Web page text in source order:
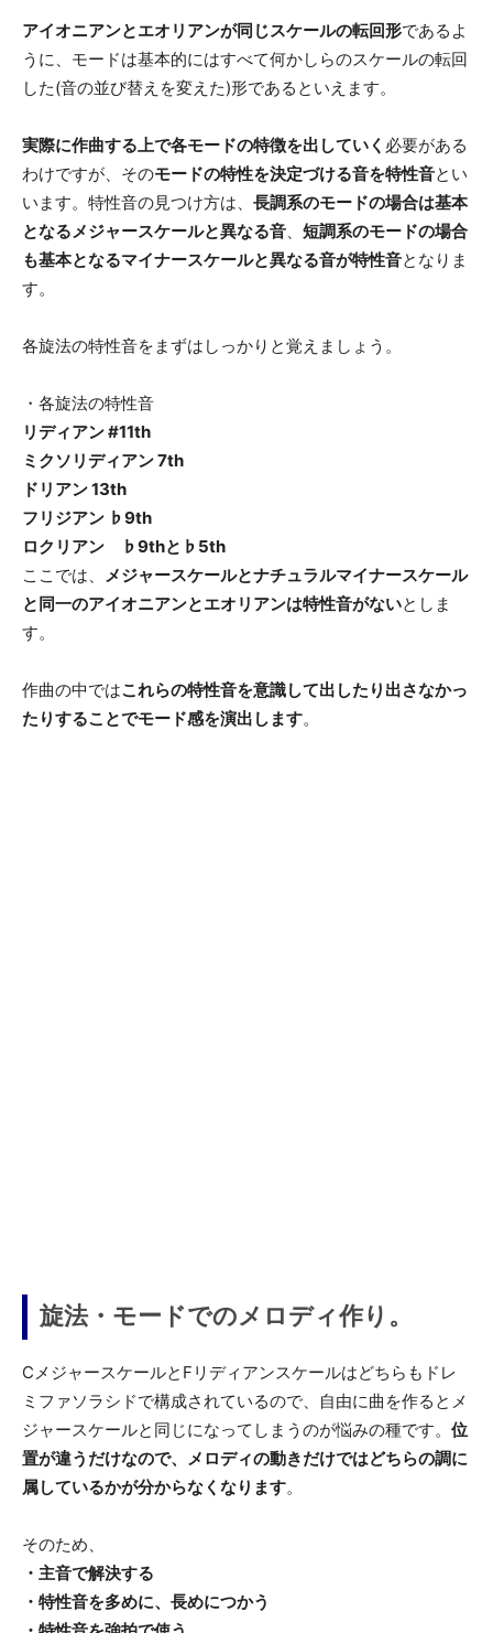
アイオニアンとエオリアンが同じスケールの転回形であるよ
うに、モードは基本的にはすべて何かしらのスケールの転回
した(音の並び替えを変えた)形であるといえます。
実際に作曲する上で各モードの特徴を出していく 必要がある
わけですが、そのモードの特性を決定づける音を特性音とい
います。特性音の見つけ方は、 長調系のモードの場合は基本
となるメジャースケールと異なる音、 短調系のモードの場合
も基本となるマイナースケールと異なる音が特性音となりま
す。
各旋法の特性音をまずはしっかりと覚えましょう。
・各旋法の特性音
リディアン #11th
ミクソリディアン 7th
ドリアン 13th
フリジアン ♭9th
ロクリアン ♭9thと♭5th
ここでは、 メジャースケールとナチュラルマイナースケール
と同一のアイオニアンとエオリアンは特性音がないとしま
す。
作曲の中ではこれらの特性音を意識して出したり出さなかっ
たりすることでモード感を演出します。
旋法・モードでのメロディ作り。
CメジャースケールとFリディアンスケールはどちらもドレ
ミファソラシドで構成されているので、自由に曲を作るとメ
ジャースケールと同じになってしまうのが悩みの種です。 位
置が違うだけなので、メロディの動きだけではどちらの調に
属しているかが分からなくなります。
そのため、
・主音で解決する
・特性音を多めに、長めにつかう